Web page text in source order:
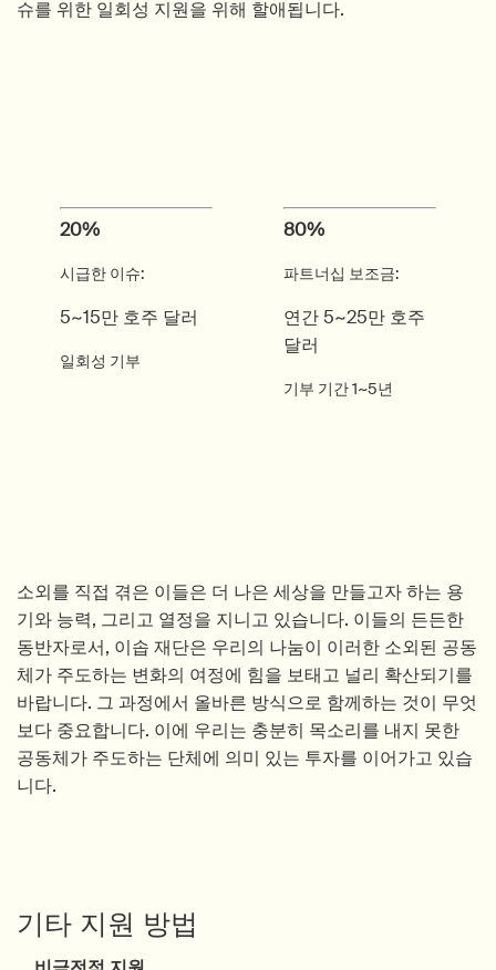
슈를 위한 일회성 지원을 위해 할애됩니다.
20%
시급한 이슈:
5~15만 호주 달러
일회성 기부
80%
파트너십 보조금:
연간 5~25만 호주
달러
기부 기간 1~5년
소외를 직접 겪은 이들은 더 나은 세상을 만들고자 하는 용
기와 능력, 그리고 열정을 지니고 있습니다. 이들의 든든한
동반자로서, 이솝 재단은 우리의 나눔이 이러한 소외된 공동
체가 주도하는 변화의 여정에 힘을 보태고 널리 확산되기를
바랍니다. 그 과정에서 올바른 방식으로 함께하는 것이 무엇
보다 중요합니다. 이에 우리는 충분히 목소리를 내지 못한
공동체가 주도하는 단체에 의미 있는 투자를 이어가고 있습
니다.
기타 지원 방법